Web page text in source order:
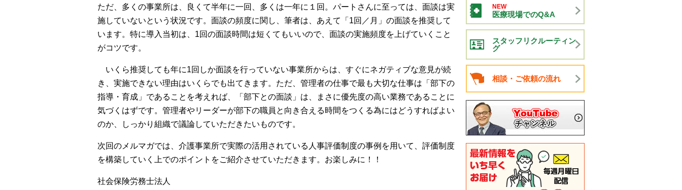
ただ、多くの事業所は、良くて半年に一回、多くは一年に１回。パートさんに至っては、面談は実
施していないという状況です。面談の頻度に関し、筆者は、あえて「 1回／月」の面談を推奨して
います。特に導入当初は、 1回の面談時間は短くてもいいので、面談の実施頻度を上げていくこと
がコツです。
いくら推奨しても年に1回しか面談を行っていない事業所からは、すぐにネガティブな意見が続
き、実施できない理由はいくらでも出てきます。ただ、管理者の仕事で最も大切な仕事は「部下の
指導・育成」であることを考えれば、「部下との面談」は、まさに優先度の高い業務であることに
気づくはずです。管理者やリーダーが部下の職員と向き合える時間をつくる為にはどうすればよい
のか、しっかり組織で議論していただきたいものです。
次回のメルマガでは、介護事業所で実際の活用されている人事評価制度の事例を用いて、評価制度
を構築していく上でのポイントをご紹介させていただきます。お楽しみに！！
社会保険労務士法人
NEW
医療現場でのQ&A
スタッフリクルーティン
グ
相談・ご依頼の流れ